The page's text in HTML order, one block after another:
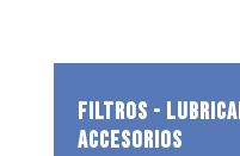
FILTROS -
ACCESORIOS